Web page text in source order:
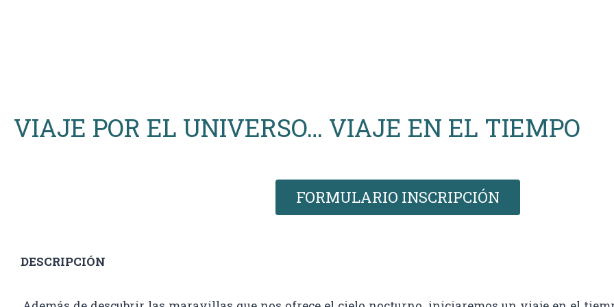
VIAJE POR EL UNIVERSO… VIAJE EN EL TIEMPO
FORMULARIO INSCRIPCIÓN
DESCRIPCIÓN